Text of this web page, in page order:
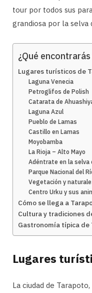
tour por todos sus
grandiosa por la selva
¿Qué
Lugares turísticos de
Laguna Venecia
Petroglifos de Polish
Catarata de
Laguna Azul
Pueblo de Lamas
Castillo en Lamas
Moyobamba
La Rioja – Alto Mayo
Adéntrate en la selva
Parque Nacional del
Vegetación y
Centro Urku y sus
Cómo se llega a
Cultura y tradiciones
Gastronomía típica de
Lugares
La ciudad de